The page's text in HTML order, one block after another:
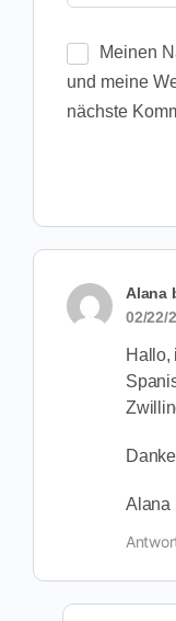
Meinen
und meine
nächste
Alana
02/22/
Hallo,
Danke
Alana